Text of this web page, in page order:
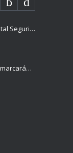
Eclipse Solar 2026: Cómo Vivirlo con Total Seguridad
Las nuevas colecciones de gafas que marcarán tendencia esta temporada